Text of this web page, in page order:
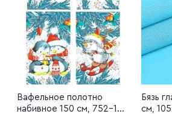
Вафельное полотно
набивное 150 см, 752-1
Бязь
см,